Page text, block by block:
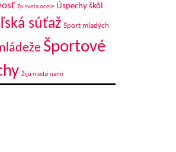
Zo sveta ocele Úspechy škôl
súťaž Šport mladých
Športové
Žijú medzi nami